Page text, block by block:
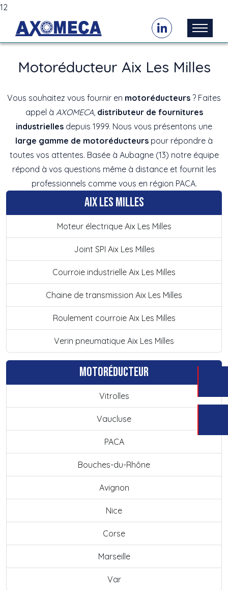
12
Motoréducteur Aix Les Milles
Vous souhaitez vous fournir en motoréducteurs ? Faites
appel à AXOMECA, distributeur de fournitures
industrielles depuis 1999. Nous vous présentons une
large gamme de motoréducteurs pour répondre à
toutes vos attentes. Basée à Aubagne (13) notre équipe
répond à vos questions même à distance et fournit les
professionnels comme vous en région PACA.
Aix Les Milles
Moteur électrique Aix Les Milles
Joint SPI Aix Les Milles
Courroie industrielle Aix Les Milles
Chaine de transmission Aix Les Milles
Roulement courroie Aix Les Milles
Verin pneumatique Aix Les Milles
Motoréducteur
Vitrolles
Vaucluse
PACA
Bouches-du-Rhône
Avignon
Nice
Corse
Marseille
Var